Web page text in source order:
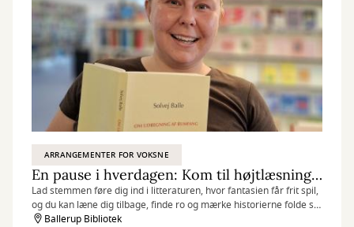
ARRANGEMENTER FOR VOKSNE
En pause i hverdagen: Kom til højtlæsning og mærk historiernes nærvær
Lad stemmen føre dig ind i litteraturen, hvor fantasien får frit spil,
og du kan læne dig tilbage, finde ro og mærke historierne folde sig
ud. Ballerup Bibliotek